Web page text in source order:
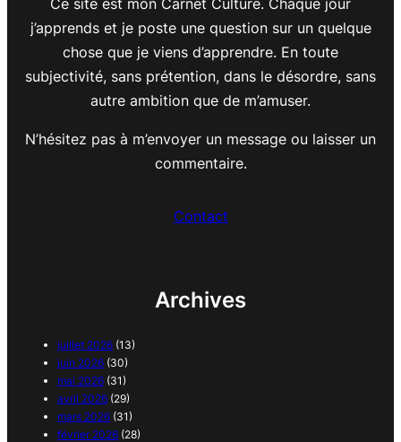
j’apprends et je poste une question sur un quelque
chose que je viens d’apprendre. En toute
subjectivité, sans prétention, dans le désordre, sans
autre ambition que de m’amuser.
N’hésitez pas à m’envoyer un message ou laisser un
commentaire.
Contact
Archives
juillet 2026 (13)
juin 2026 (30)
mai 2026 (31)
avril 2026 (29)
mars 2026 (31)
février 2026 (28)